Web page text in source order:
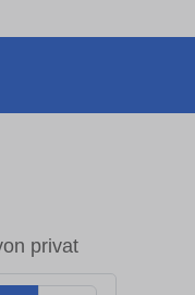
privat